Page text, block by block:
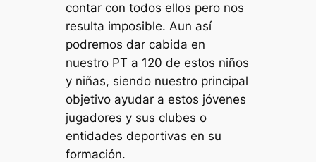
contar con todos ellos pero nos
resulta imposible. Aun así
podremos dar cabida en
nuestro PT a 120 de estos niños
y niñas, siendo nuestro principal
objetivo ayudar a estos jóvenes
jugadores y sus clubes o
entidades deportivas en su
formación.